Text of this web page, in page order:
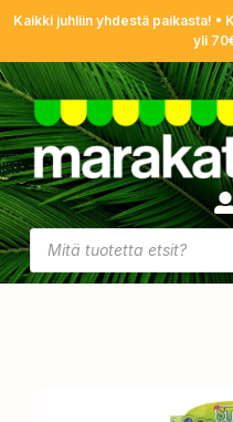
Kaikki juhliin yhdestä paikasta! •
yli